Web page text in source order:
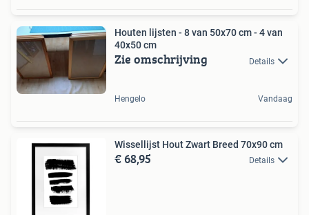
Houten lijsten - 8 van 50x70 cm - 4 van
40x50 cm
Zie omschrijving Details
Hengelo Vandaag
Wissellijst Hout Zwart Breed 70x90 cm
€ 68,95 Details